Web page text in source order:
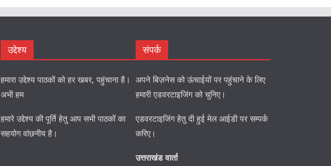
उद्देश्य
हमारा उद्देश्य पाठकों को हर खबर, पहुंचाना है।
अभी हम
हमारे उद्देश्य की पूर्ति हेतु आप सभी पाठकों का
सहयोग वांछनीय है।
संपर्क
अपने बिज़नेस को ऊंचाईयों पर पहुंचाने के लिए
हमारी एडवरटाइजिंग को चुनिए।
एडवरटाइजिंग हेतु दी हुई मेल आईडी पर सम्पर्क
करिए।
उत्तराखंड वार्ता